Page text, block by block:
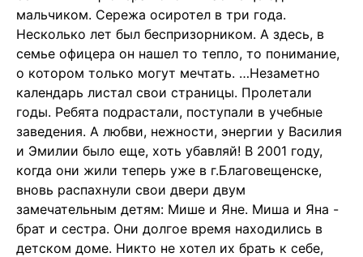
мальчиком. Сережа осиротел в три года.
Несколько лет был беспризорником. А здесь, в
семье офицера он нашел то тепло, то понимание,
о котором только могут мечтать. …Незаметно
календарь листал свои страницы. Пролетали
годы. Ребята подрастали, поступали в учебные
заведения. А любви, нежности, энергии у Василия
и Эмилии было еще, хоть убавляй! В 2001 году,
когда они жили теперь уже в г.Благовещенске,
вновь распахнули свои двери двум
замечательным детям: Мише и Яне. Миша и Яна -
брат и сестра. Они долгое время находились в
детском доме. Никто не хотел их брать к себе,